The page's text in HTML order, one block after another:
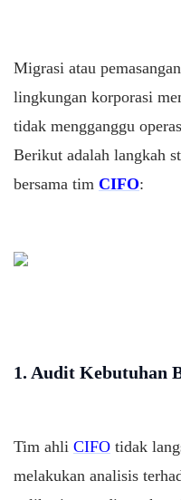
Migrasi atau
lingkungan korporasi
tidak mengganggu
Berikut adalah langkah
bersama tim CIFO:
1. Audit Kebutuhan
Tim ahli CIFO tidak
melakukan analisis